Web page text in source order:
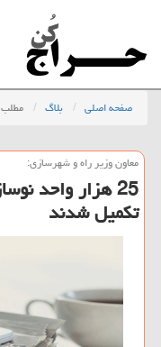
صفحه اصلی بلاگ مطلب
معاون وزیر راه و شهرسازی:
25 هزار واحد
تکمیل شدند